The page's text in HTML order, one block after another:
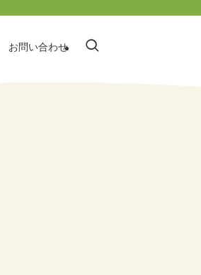
お問い合わせ